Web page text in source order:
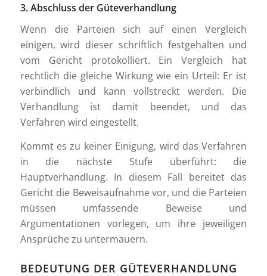
3. Abschluss der Güteverhandlung
Wenn die Parteien sich auf einen Vergleich
einigen, wird dieser schriftlich festgehalten und
vom Gericht protokolliert. Ein Vergleich hat
rechtlich die gleiche Wirkung wie ein Urteil: Er ist
verbindlich und kann vollstreckt werden. Die
Verhandlung ist damit beendet, und das
Verfahren wird eingestellt.
Kommt es zu keiner Einigung, wird das Verfahren
in die nächste Stufe überführt: die
Hauptverhandlung. In diesem Fall bereitet das
Gericht die Beweisaufnahme vor, und die Parteien
müssen umfassende Beweise und
Argumentationen vorlegen, um ihre jeweiligen
Ansprüche zu untermauern.
BEDEUTUNG DER GÜTEVERHANDLUNG